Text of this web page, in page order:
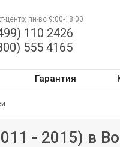
центр: пн-вс 9:00-18:00
110 2426
555 4165
Гарантия
- 2015) в